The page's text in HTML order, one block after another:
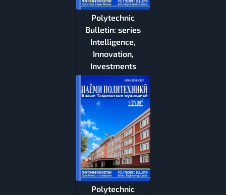
Polytechnic
Bulletin: series
Intelligence,
Innovation,
Investments
Polytechnic